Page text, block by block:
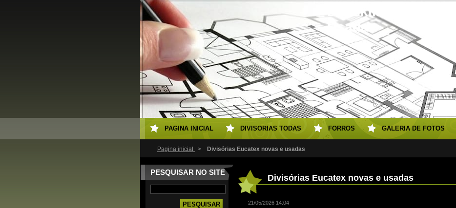
Diviskill Eucatex
Usadas
Pagina inicial > ​Divisórias Eucatex novas e usadas
PESQUISAR NO SITE
​Divisórias Eucatex novas e usadas
21/05/2026 14:04
PAGINA INICIAL DIVISORIAS TODAS FORROS GALERIA DE FOTOS